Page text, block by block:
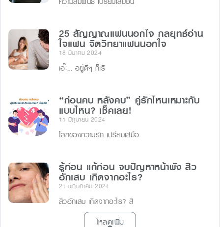
25 สัญญาณแฟนนอกใจ กลยุทธ์อ่าน
ใจแฟน จิตวิทยาแฟนนอกใจ
18 มีนาคม 2024
เอ๊ะ… อยู่ดีๆ ก็เริ
“ก่อนคบ หลังคบ” คู่รักไหนเหมาะกับ
แบบไหน? เช็คเลย!
11 มิถุนายน 2024
โลกของความรัก เปรียบเสมือ
รู้ก่อน แก้ก่อน จบปัญหาหน้าพัง สิว
อักเสบ เกิดจากอะไร?
21 พฤษภาคม 2024
สิวอักเสบ เกิดจากอะไร? สิ
โหลดเพิ่ม